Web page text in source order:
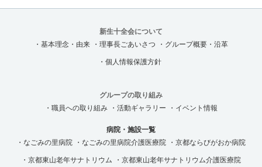
新生十全会について
・基本理念・由来
・理事長ごあいさつ ・グループ概要・沿革
・個人情報保護方針
グループの取り組み
・職員への取り組み
・活動ギャラリー ・イベント情報
病院・施設一覧
・なごみの里病院
・なごみの里病院介護医療院 ・京都ならびがおか病院
・京都東山老年サナトリウム
・京都東山老年サナトリウム介護医療院